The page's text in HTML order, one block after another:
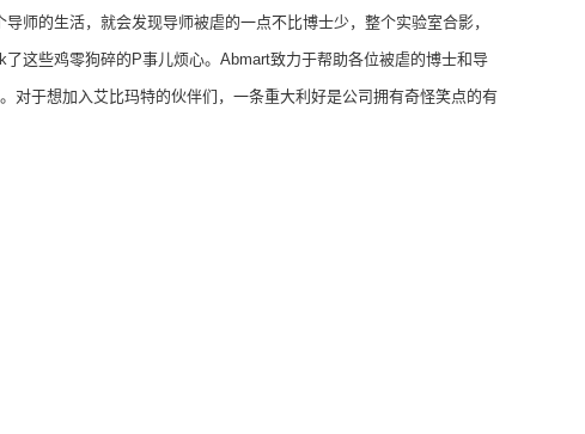
师的生活，就会发现导师被虐的一点不比博士少，整个实验室合影，
这些鸡零狗碎的P事儿烦心。Abmart致力于帮助各位被虐的博士和导
对于想加入艾比玛特的伙伴们，一条重大利好是公司拥有奇怪笑点的有